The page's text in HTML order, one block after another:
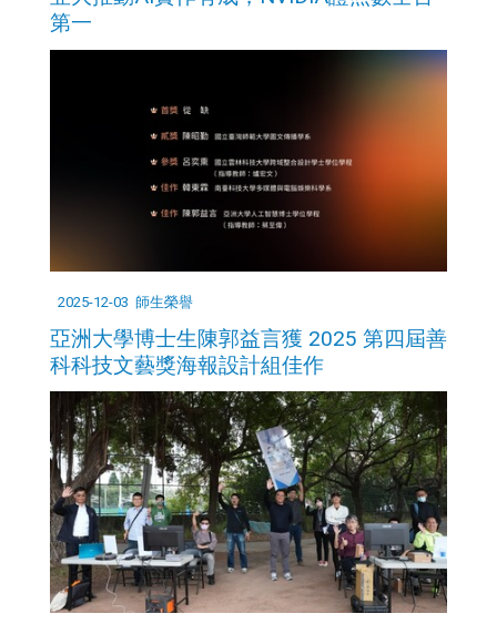
第一
2025-12-03 師生榮譽
亞洲大學博士生陳郭益言獲 2025 第四屆善
科科技文藝獎海報設計組佳作